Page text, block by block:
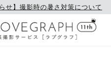
らせ】撮影時の暑さ対策について